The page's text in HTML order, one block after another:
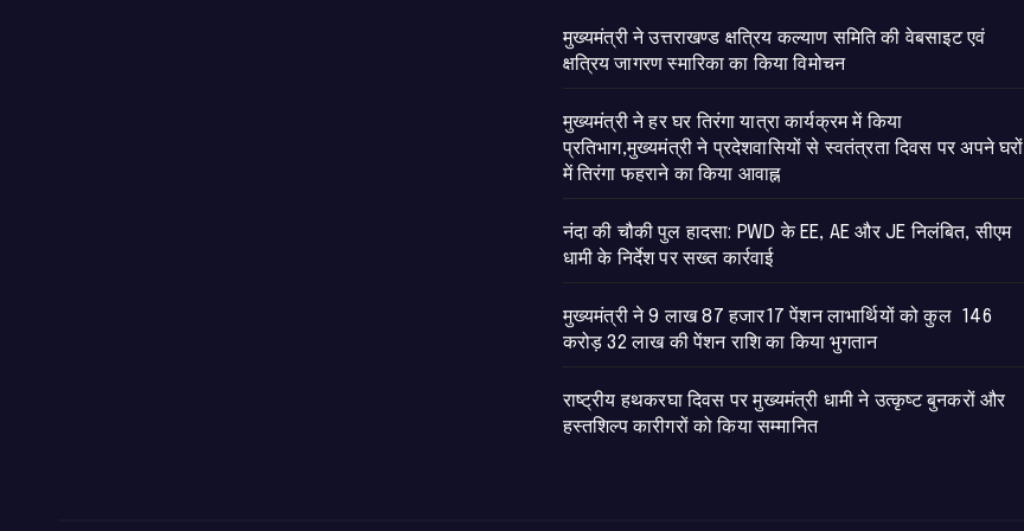
मुख्यमंत्री ने उत्तराखण्ड क्षत्रिय कल्याण समिति की वेबसाइट एवं
क्षत्रिय जागरण स्मारिका का किया विमोचन
मुख्यमंत्री ने हर घर तिरंगा यात्रा कार्यक्रम में किया
प्रतिभाग,मुख्यमंत्री ने प्रदेशवासियों से स्वतंत्रता दिवस पर अपने घरों
में तिरंगा फहराने का किया आवाह्न
नंदा की चौकी पुल हादसा: PWD के EE, AE और JE निलंबित, सीएम
धामी के निर्देश पर सख्त कार्रवाई
मुख्यमंत्री ने 9 लाख 87 हजार17 पेंशन लाभार्थियों को कुल 146
करोड़ 32 लाख की पेंशन राशि का किया भुगतान
राष्ट्रीय हथकरघा दिवस पर मुख्यमंत्री धामी ने उत्कृष्ट बुनकरों और
हस्तशिल्प कारीगरों को किया सम्मानित